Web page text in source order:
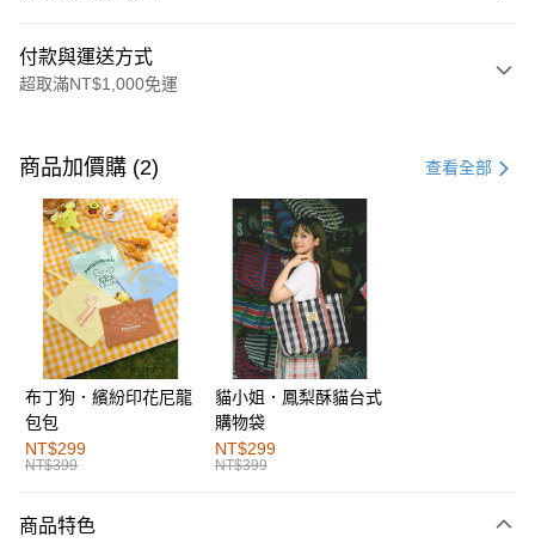
付款與運送方式
超取滿NT$1,000免運
信用卡一次付款
購物金
超商取貨付款
LINE Pay
街口支付
運送方式
全家取貨付款
每筆NT$60，滿NT$1,000(含以上)免運費
付款後全家取貨
商品加價購 (2) 查看全部
布丁狗．繽紛印花尼龍
包包
NT$299
NT$399
貓小姐．鳳梨酥貓台式
購物袋
NT$299
NT$399
商品特色